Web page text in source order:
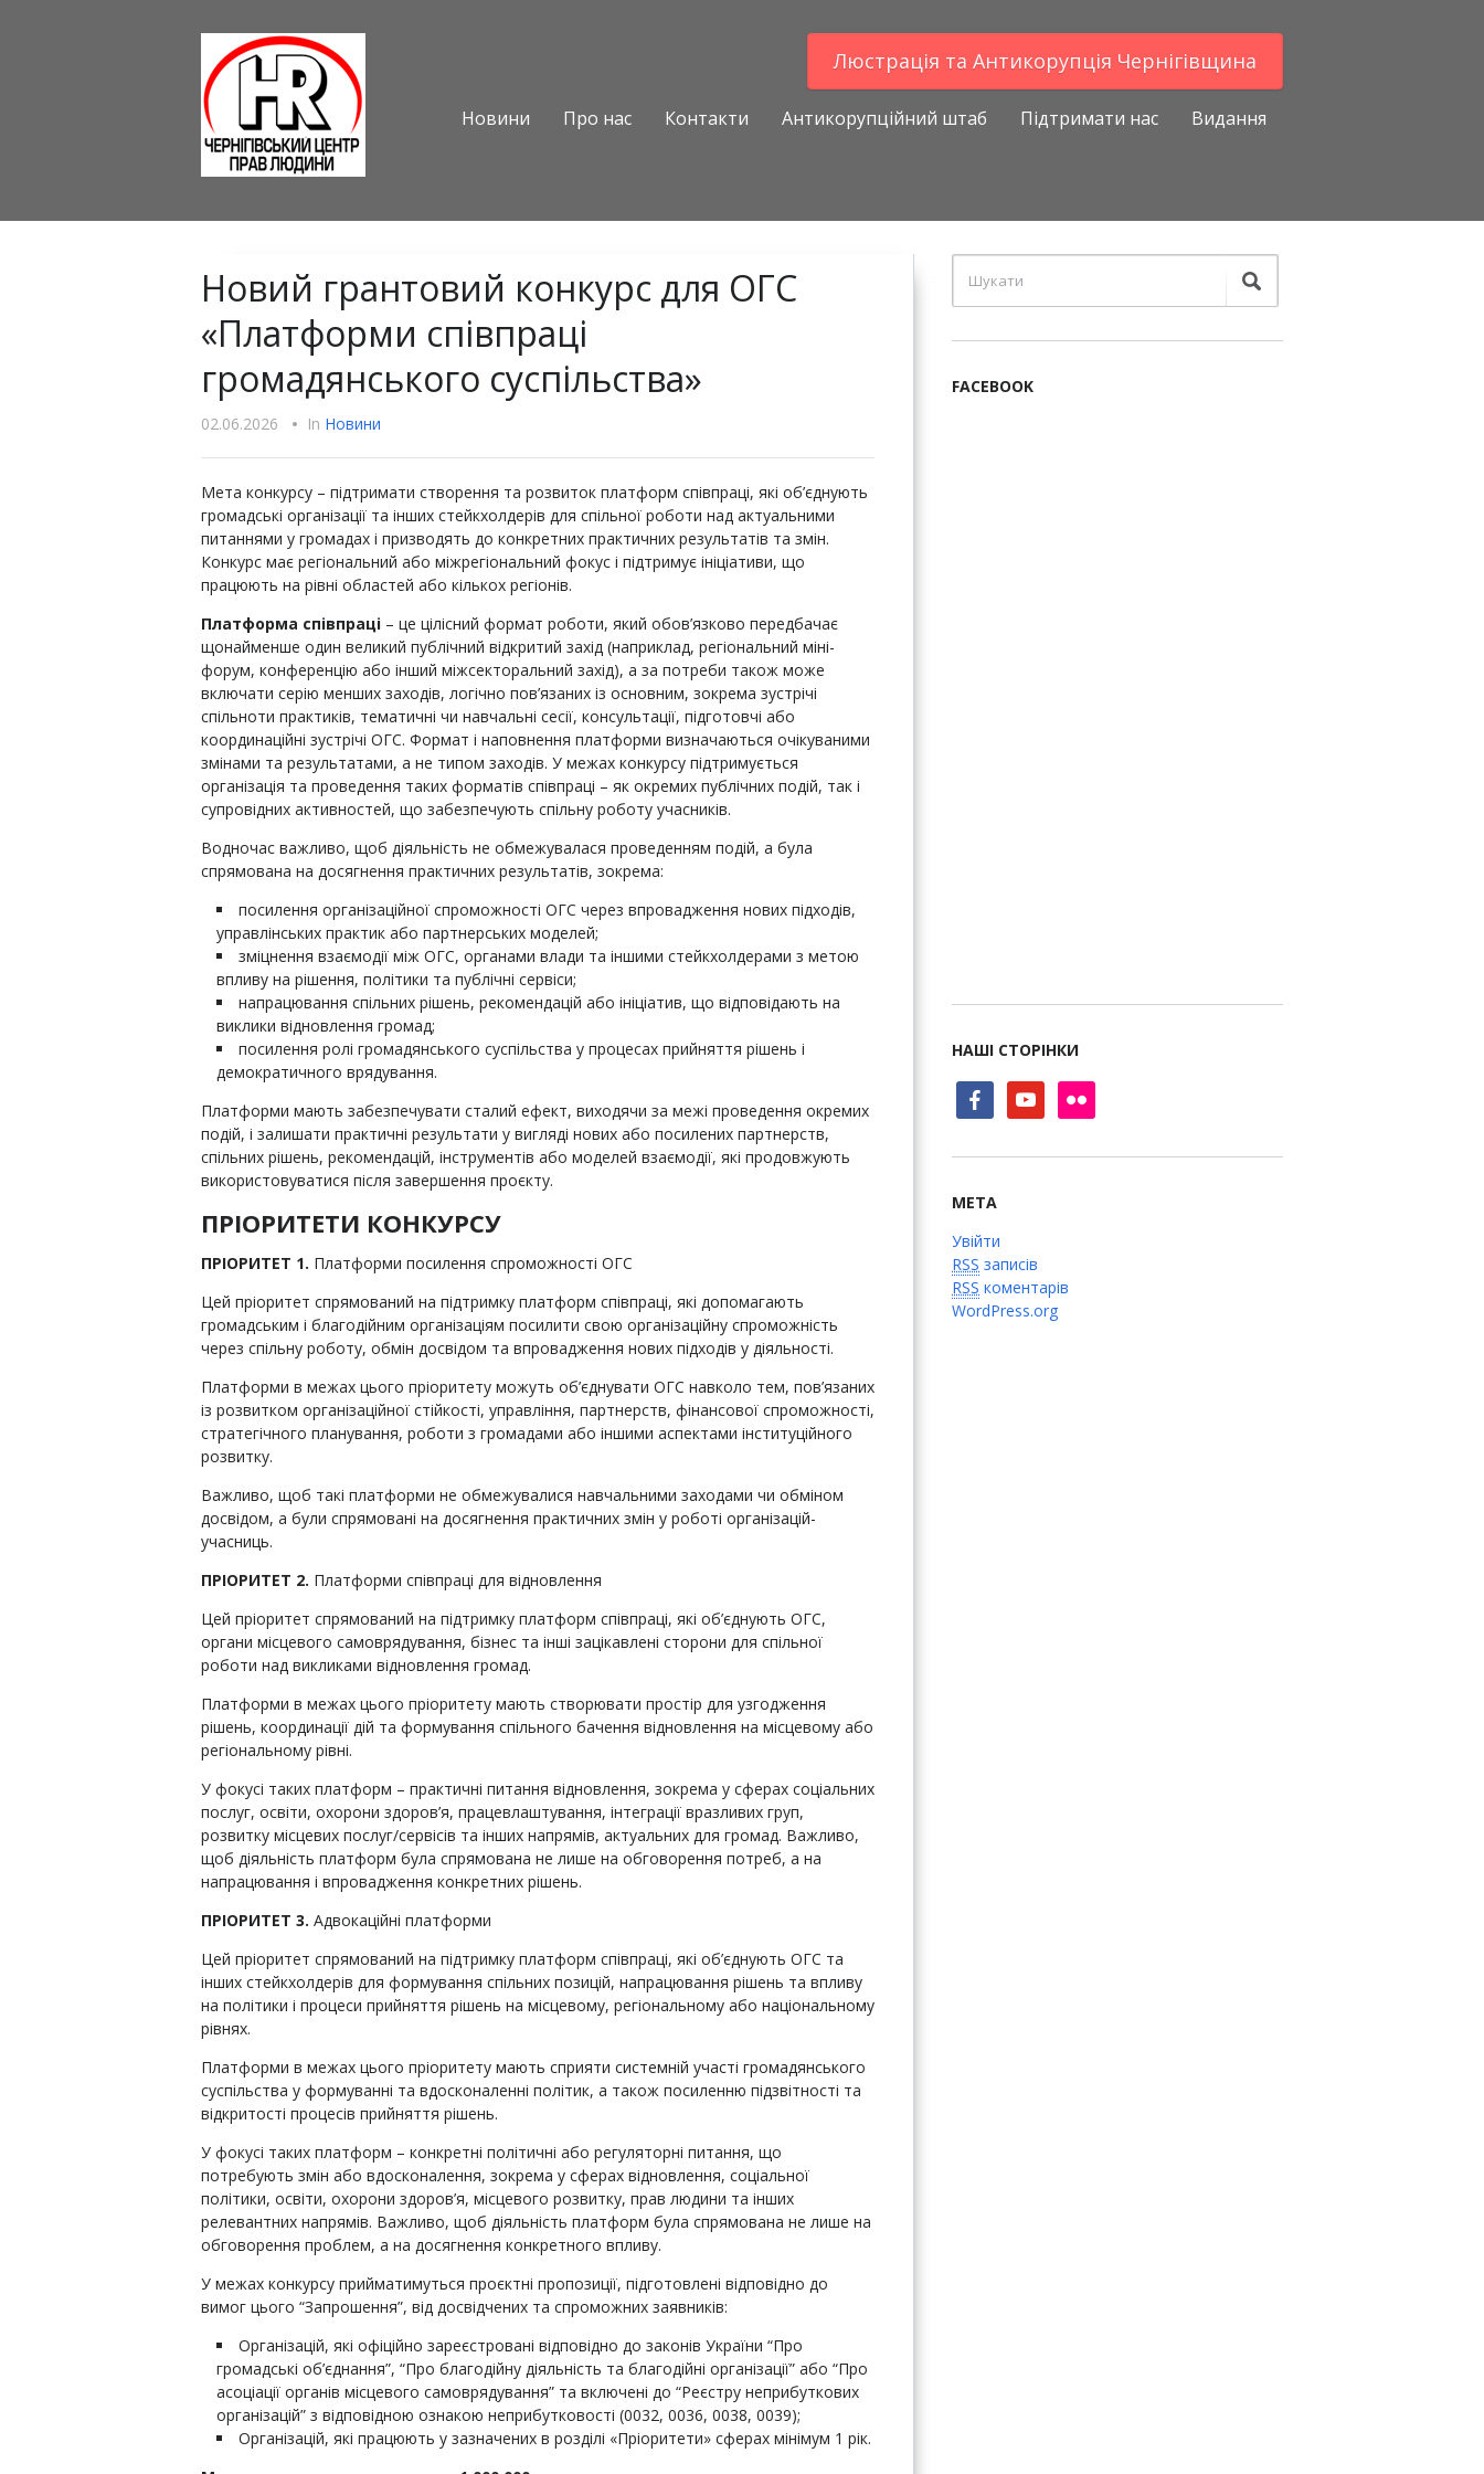
Люстрацiя та Антикорупцiя Чернігівщина
Новини Про нас Контакти Антикорупційний штаб Підтримати нас Видання
Новий грантовий конкурс для ОГС
«Платформи співпраці
громадянського суспільства»
02.06.2026 • In Новини
Мета конкурсу – підтримати створення та розвиток платформ співпраці, які об’єднують
громадські організації та інших стейкхолдерів для спільної роботи над актуальними
питаннями у громадах і призводять до конкретних практичних результатів та змін.
Конкурс має регіональний або міжрегіональний фокус і підтримує ініціативи, що
працюють на рівні областей або кількох регіонів.
Платформа співпраці – це цілісний формат роботи, який обов’язково передбачає
щонайменше один великий публічний відкритий захід (наприклад, регіональний міні-
форум, конференцію або інший міжсекторальний захід), а за потреби також може
включати серію менших заходів, логічно пов’язаних із основним, зокрема зустрічі
спільноти практиків, тематичні чи навчальні сесії, консультації, підготовчі або
координаційні зустрічі ОГС. Формат і наповнення платформи визначаються очікуваними
змінами та результатами, а не типом заходів. У межах конкурсу підтримується
організація та проведення таких форматів співпраці – як окремих публічних подій, так і
супровідних активностей, що забезпечують спільну роботу учасників.
Водночас важливо, щоб діяльність не обмежувалася проведенням подій, а була
спрямована на досягнення практичних результатів, зокрема:
посилення організаційної спроможності ОГС через впровадження нових підходів,
управлінських практик або партнерських моделей;
зміцнення взаємодії між ОГС, органами влади та іншими стейкхолдерами з метою
впливу на рішення, політики та публічні сервіси;
напрацювання спільних рішень, рекомендацій або ініціатив, що відповідають на
виклики відновлення громад;
посилення ролі громадянського суспільства у процесах прийняття рішень і
демократичного врядування.
Платформи мають забезпечувати сталий ефект, виходячи за межі проведення окремих
подій, і залишати практичні результати у вигляді нових або посилених партнерств,
спільних рішень, рекомендацій, інструментів або моделей взаємодії, які продовжують
використовуватися після завершення проєкту.
ПРІОРИТЕТИ КОНКУРСУ
ПРІОРИТЕТ 1. Платформи посилення спроможності ОГС
Цей пріоритет спрямований на підтримку платформ співпраці, які допомагають
громадським і благодійним організаціям посилити свою організаційну спроможність
через спільну роботу, обмін досвідом та впровадження нових підходів у діяльності.
Платформи в межах цього пріоритету можуть об’єднувати ОГС навколо тем, пов’язаних
із розвитком організаційної стійкості, управління, партнерств, фінансової спроможності,
стратегічного планування, роботи з громадами або іншими аспектами інституційного
розвитку.
Важливо, щоб такі платформи не обмежувалися навчальними заходами чи обміном
досвідом, а були спрямовані на досягнення практичних змін у роботі організацій-
учасниць.
ПРІОРИТЕТ 2. Платформи співпраці для відновлення
Цей пріоритет спрямований на підтримку платформ співпраці, які об’єднують ОГС,
органи місцевого самоврядування, бізнес та інші зацікавлені сторони для спільної
роботи над викликами відновлення громад.
Платформи в межах цього пріоритету мають створювати простір для узгодження
рішень, координації дій та формування спільного бачення відновлення на місцевому або
регіональному рівні.
У фокусі таких платформ – практичні питання відновлення, зокрема у сферах соціальних
послуг, освіти, охорони здоров’я, працевлаштування, інтеграції вразливих груп,
розвитку місцевих послуг/сервісів та інших напрямів, актуальних для громад. Важливо,
щоб діяльність платформ була спрямована не лише на обговорення потреб, а на
напрацювання і впровадження конкретних рішень.
ПРІОРИТЕТ 3. Адвокаційні платформи
Цей пріоритет спрямований на підтримку платформ співпраці, які об’єднують ОГС та
інших стейкхолдерів для формування спільних позицій, напрацювання рішень та впливу
на політики і процеси прийняття рішень на місцевому, регіональному або національному
рівнях.
Платформи в межах цього пріоритету мають сприяти системній участі громадянського
суспільства у формуванні та вдосконаленні політик, а також посиленню підзвітності та
відкритості процесів прийняття рішень.
У фокусі таких платформ – конкретні політичні або регуляторні питання, що
потребують змін або вдосконалення, зокрема у сферах відновлення, соціальної
політики, освіти, охорони здоров’я, місцевого розвитку, прав людини та інших
релевантних напрямів. Важливо, щоб діяльність платформ була спрямована не лише на
обговорення проблем, а на досягнення конкретного впливу.
У межах конкурсу прийматимуться проєктні пропозиції, підготовлені відповідно до
вимог цього “Запрошення”, від досвідчених та спроможних заявників:
Організацій, які офіційно зареєстровані відповідно до законів України “Про
громадські об’єднання”, “Про благодійну діяльність та благодійні організації” або “Про
асоціації органів місцевого самоврядування” та включені до “Реєстру неприбуткових
організацій” з відповідною ознакою неприбутковості (0032, 0036, 0038, 0039);
Організацій, які працюють у зазначених в розділі «Пріоритети» сферах мінімум 1 рік.
FACEBOOK
НАШІ СТОРІНКИ
facebookyoutube flickr
МЕТА
Увійти
RSS записів
RSS коментарів
WordPress.org